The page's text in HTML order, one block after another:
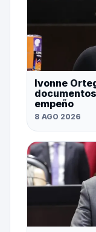
Ivonne
empeño
8 AGO 2026